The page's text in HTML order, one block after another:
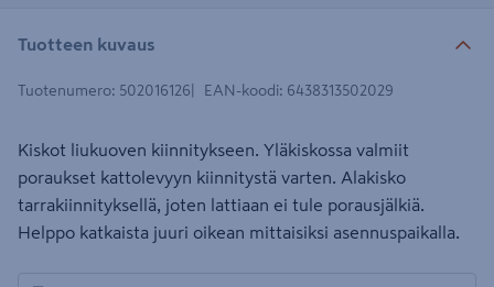
Tuotteen kuvaus
Tuotenumero: 502016126 EAN-koodi: 6438313502029
Kiskot liukuoven kiinnitykseen. Yläkiskossa valmiit
poraukset kattolevyyn kiinnitystä varten. Alakisko
tarrakiinnityksellä, joten lattiaan ei tule porausjälkiä.
Helppo katkaista juuri oikean mittaisiksi asennuspaikalla.